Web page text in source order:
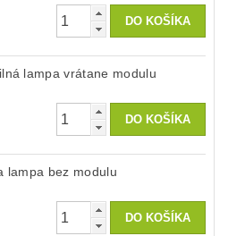
lampa vrátane modulu
lampa bez modulu